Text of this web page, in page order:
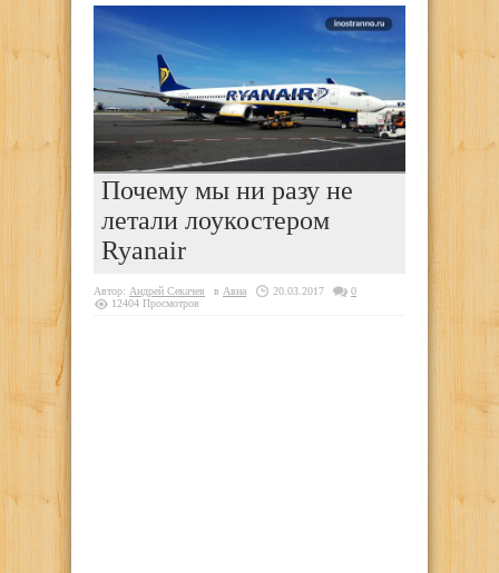
Почему мы ни разу не
летали лоукостером
Ryanair
Автор: Андрей Секачев в Авиа 20.03.2017
0
12404 Просмотров